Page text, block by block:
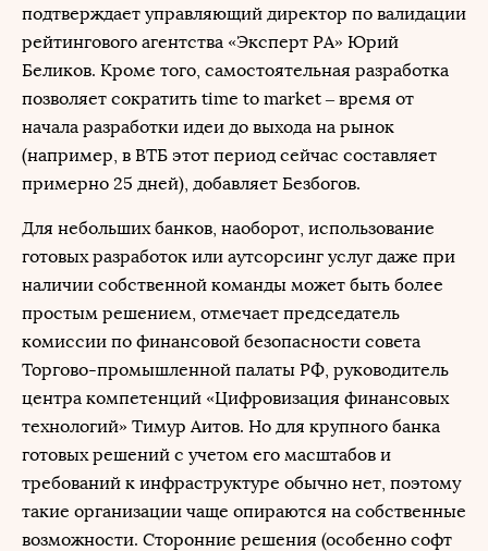
подтверждает управляющий директор по валидации
рейтингового агентства «Эксперт РА» Юрий
Беликов. Кроме того, самостоятельная разработка
позволяет сократить time to market ‒ время от
начала разработки идеи до выхода на рынок
(например, в ВТБ этот период сейчас составляет
примерно 25 дней), добавляет Безбогов.
Для небольших банков, наоборот, использование
готовых разработок или аутсорсинг услуг даже при
наличии собственной команды может быть более
простым решением, отмечает председатель
комиссии по финансовой безопасности совета
Торгово-промышленной палаты РФ, руководитель
центра компетенций «Цифровизация финансовых
технологий» Тимур Аитов. Но для крупного банка
готовых решений с учетом его масштабов и
требований к инфраструктуре обычно нет, поэтому
такие организации чаще опираются на собственные
возможности. Сторонние решения (особенно софт